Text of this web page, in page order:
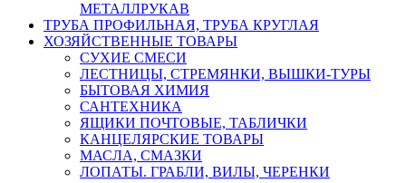
МЕТАЛЛРУКАВ
ТРУБА ПРОФИЛЬНАЯ, ТРУБА КРУГЛАЯ
ХОЗЯЙСТВЕННЫЕ ТОВАРЫ
СУХИЕ СМЕСИ
ЛЕСТНИЦЫ, СТРЕМЯНКИ, ВЫШКИ-ТУРЫ
БЫТОВАЯ ХИМИЯ
САНТЕХНИКА
ЯЩИКИ ПОЧТОВЫЕ, ТАБЛИЧКИ
КАНЦЕЛЯРСКИЕ ТОВАРЫ
МАСЛА, СМАЗКИ
ЛОПАТЫ. ГРАБЛИ, ВИЛЫ, ЧЕРЕНКИ